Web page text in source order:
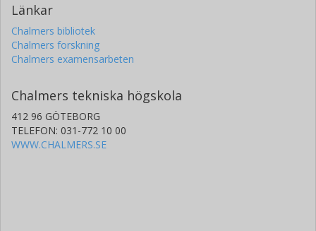
Länkar
Chalmers bibliotek
Chalmers forskning
Chalmers examensarbeten
Chalmers tekniska högskola
412 96 GÖTEBORG
TELEFON: 031-772 10 00
WWW.CHALMERS.SE